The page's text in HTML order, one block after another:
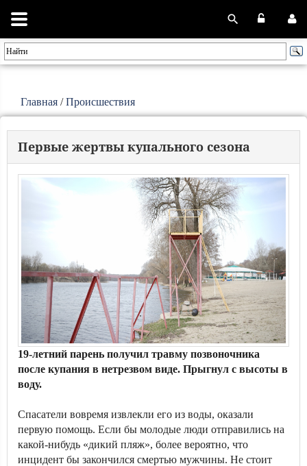
Главная /Происшествия
Первые жертвы купального сезона
19-летний парень получил травму позвоночника
после купания в нетрезвом виде. Прыгнул с высоты в
воду.
Спасатели вовремя извлекли его из воды, оказали
первую помощь. Если бы молодые люди отправились на
какой-нибудь «дикий пляж», более вероятно, что
инцидент бы закончился смертью мужчины. Не стоит